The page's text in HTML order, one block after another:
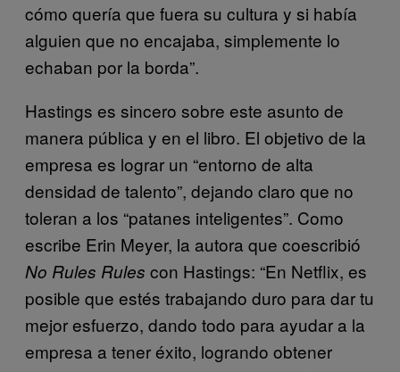
cómo quería que fuera su cultura y si había
alguien que no encajaba, simplemente lo
echaban por la borda”.
Hastings es sincero sobre este asunto de
manera pública y en el libro. El objetivo de la
empresa es lograr un “entorno de alta
densidad de talento”, dejando claro que no
toleran a los “patanes inteligentes”. Como
escribe Erin Meyer, la autora que coescribió
No Rules Rules con Hastings: “En Netflix, es
posible que estés trabajando duro para dar tu
mejor esfuerzo, dando todo para ayudar a la
empresa a tener éxito, logrando obtener